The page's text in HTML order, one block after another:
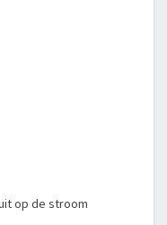
op de stroom